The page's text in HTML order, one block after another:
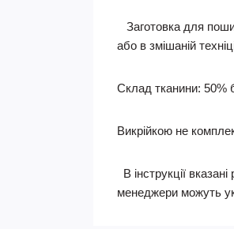
Заготовка для
або в змішаній
Склад тканини: 50%
Викрійкою не
В інструкції
менеджери можуть